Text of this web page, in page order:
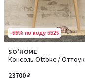
-55% по коду 5525
SO'HOME
Консоль Ottoke / Оттоук
23700 ₽